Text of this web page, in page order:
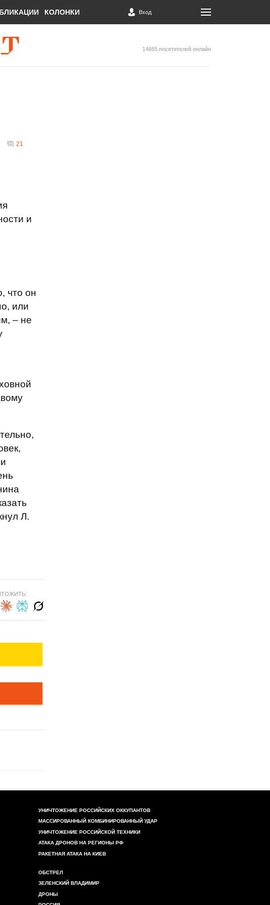
КОЛОНКИ Вход
14665 посетителей онлайн
21
и
что он
или
– не
Л.
УНИЧТОЖЕНИЕ РОССИЙСКИХ ОККУПАНТОВ
МАССИРОВАННЫЙ КОМБИНИРОВАННЫЙ УДАР
УНИЧТОЖЕНИЕ РОССИЙСКОЙ ТЕХНИКИ
АТАКА ДРОНОВ НА РЕГИОНЫ РФ
РАКЕТНАЯ АТАКА НА КИЕВ
ОБСТРЕЛ
ЗЕЛЕНСКИЙ ВЛАДИМИР
ДРОНЫ